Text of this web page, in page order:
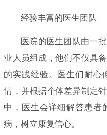
经验丰富的医生团队
医院的医生团队由一
业人员组成，他们不仅具
的实践经验。医生们耐心
情，并根据个体差异制定
中，医生会详细解答患者
病，树立康复信心。